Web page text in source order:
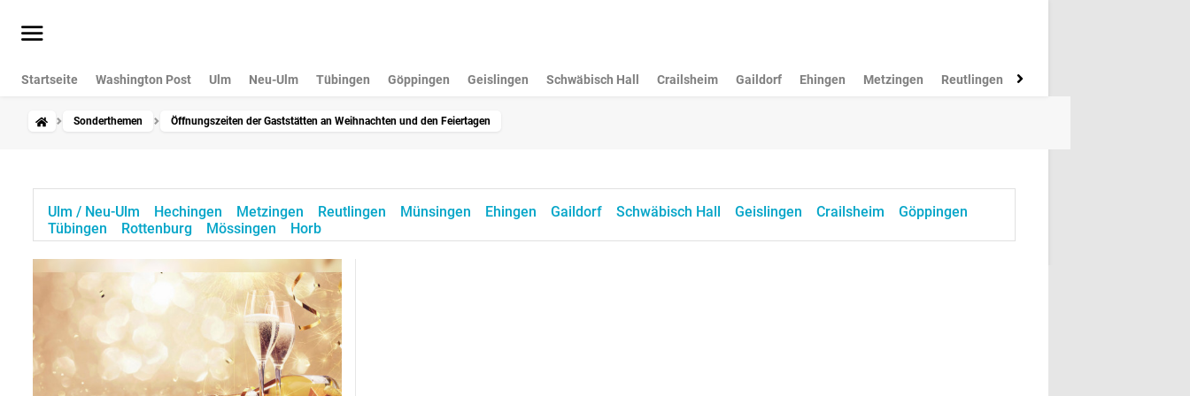
Startseite Washington Post Ulm Neu-Ulm Tübingen Göppingen Geislingen Schwäbisch Hall Crailsheim Gaildorf Ehingen Metzingen Reutlingen Münsingen
Sonderthemen Öffnungszeiten der Gaststätten an Weihnachten und den Feiertagen
Ulm / Neu-Ulm Hechingen Metzingen Reutlingen Münsingen Ehingen Gaildorf Schwäbisch Hall Geislingen Crailsheim
Göppingen
Tübingen
Rottenburg Mössingen Horb